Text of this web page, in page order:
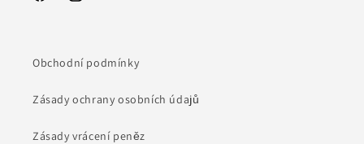
Obchodní podmínky
Zásady ochrany osobních údajů
Zásady vrácení peněz